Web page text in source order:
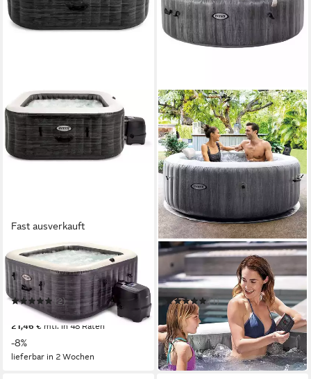
Fast ausverkauft
INTEX
Whirlpool »PureSpa
Greystone Deluxe 4P«
(2)
ab 739,00 € UVP799,00 €
21,46 € mtl. in 48 Raten
-8%
lieferbar in 2 Wochen
INTEX
Whirlpool Intex Pure SPA
Bubble GreyWood Deluxe
(1)
679,00 €
19,71 € mtl. in 48 Raten
in 7-9 Werktagen bei dir